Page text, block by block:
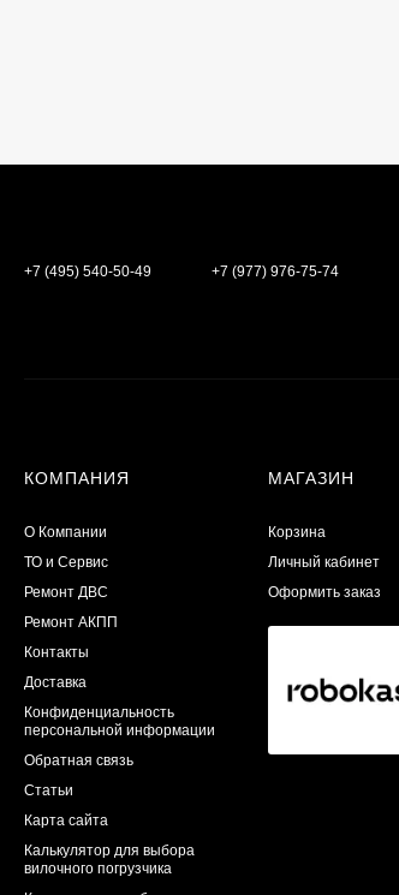
+7 (495) 540-50-49 +7 (977) 976-75-74
КОМПАНИЯ
О Компании
ТО и Сервис
​Ремонт ДВС
Ремонт АКПП
Контакты
Доставка
Конфиденциальность
персональной информации
Обратная связь
Статьи
Карта сайта
Калькулятор для выбора
вилочного погрузчика
МАГАЗИН
Корзина
Личный кабинет
Оформить заказ